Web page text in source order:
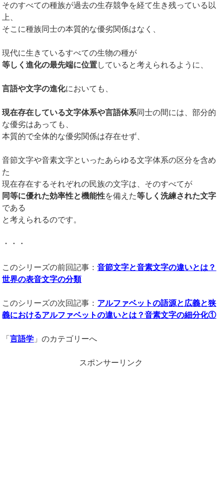
そのすべての種族が過去の生存競争を経て生き残っている以
上、
そこに種族同士の本質的な優劣関係はなく、
現代に生きているすべての生物の種が
等しく進化の最先端に位置していると考えられるように、
言語や文字の進化においても、
現在存在している文字体系や言語体系同士の間には、部分的
な優劣はあっても、
本質的で全体的な優劣関係は存在せず、
音節文字や音素文字といったあらゆる文字体系の区分を含め
た
現在存在するそれぞれの民族の文字は、そのすべてが
同等に優れた効率性と機能性を備えた等しく洗練された文字
である
と考えられるのです。
・・・
このシリーズの前回記事：音節文字と音素文字の違いとは？
世界の表音文字の分類
このシリーズの次回記事： アルファベットの語源と広義と狭
義におけるアルファベットの違いとは？音素文字の細分化①
「言語学 」のカテゴリーへ
スポンサーリンク